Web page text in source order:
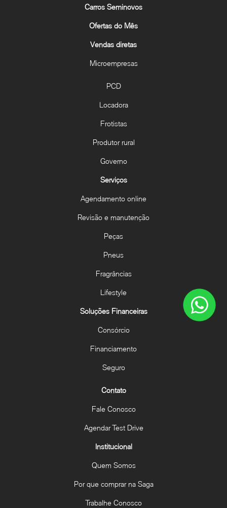
Carros Seminovos
Ofertas do Mês
Vendas diretas
Microempresas
PCD
Locadora
Frotistas
Produtor rural
Governo
Serviços
Agendamento online
Revisão e manutenção
Peças
Pneus
Fragrâncias
Lifestyle
Soluções Financeiras
Consórcio
Financiamento
Seguro
Contato
Fale Conosco
Agendar Test Drive
Institucional
Quem Somos
Por que comprar na Saga
Trabalhe Conosco